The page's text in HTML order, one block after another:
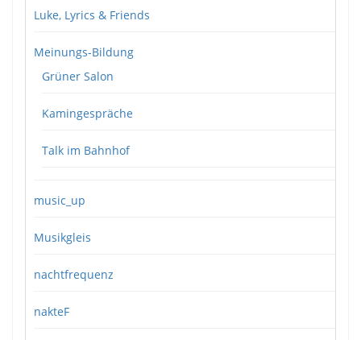
Luke, Lyrics & Friends
Meinungs-Bildung
Grüner Salon
Kamingespräche
Talk im Bahnhof
music_up
Musikgleis
nachtfrequenz
nakteF